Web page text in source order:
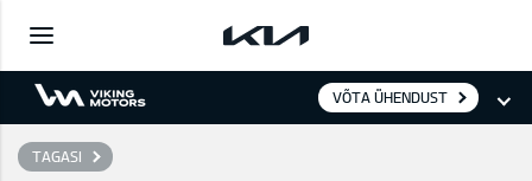
VÕTA ÜHENDUST
TAGASI